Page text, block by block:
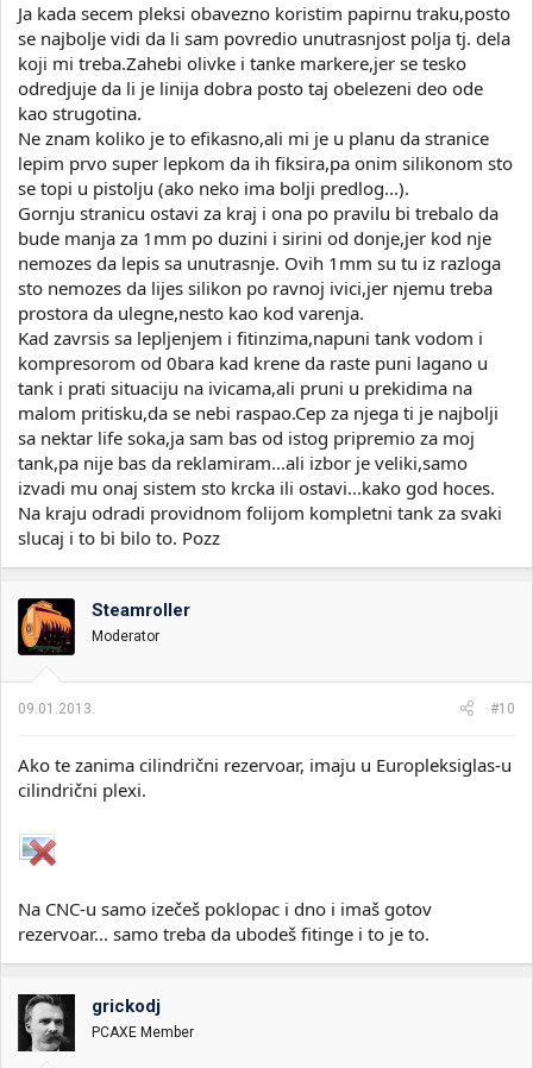
Ja kada secem pleksi obavezno koristim papirnu traku,posto
se najbolje vidi da li sam povredio unutrasnjost polja tj. dela
koji mi treba.Zahebi olivke i tanke markere,jer se tesko
odredjuje da li je linija dobra posto taj obelezeni deo ode
kao strugotina.
Ne znam koliko je to efikasno,ali mi je u planu da stranice
lepim prvo super lepkom da ih fiksira,pa onim silikonom sto
se topi u pistolju (ako neko ima bolji predlog...).
Gornju stranicu ostavi za kraj i ona po pravilu bi trebalo da
bude manja za 1mm po duzini i sirini od donje,jer kod nje
nemozes da lepis sa unutrasnje. Ovih 1mm su tu iz razloga
sto nemozes da lijes silikon po ravnoj ivici,jer njemu treba
prostora da ulegne,nesto kao kod varenja.
Kad zavrsis sa lepljenjem i fitinzima,napuni tank vodom i
kompresorom od 0bara kad krene da raste puni lagano u
tank i prati situaciju na ivicama,ali pruni u prekidima na
malom pritisku,da se nebi raspao.Cep za njega ti je najbolji
sa nektar life soka,ja sam bas od istog pripremio za moj
tank,pa nije bas da reklamiram...ali izbor je veliki,samo
izvadi mu onaj sistem sto krcka ili ostavi...kako god hoces.
Na kraju odradi providnom folijom kompletni tank za svaki
slucaj i to bi bilo to. Pozz
Steamroller
Moderator
09.01.2013. #10
Ako te zanima cilindrični rezervoar, imaju u Europleksiglas-u
cilindrični plexi.
Na CNC-u samo izečeš poklopac i dno i imaš gotov
rezervoar... samo treba da ubodeš fitinge i to je to.
grickodj
PCAXE Member